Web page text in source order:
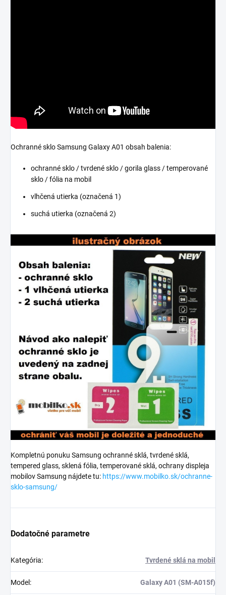
Ochranné sklo Samsung Galaxy A01 obsah balenia:
ochranné sklo / tvrdené sklo / gorila glass / temperované
sklo / fólia na mobil
vlhčená utierka (označená 1)
suchá utierka (označená 2)
Kompletnú ponuku Samsung ochranné sklá, tvrdené sklá,
tempered glass, sklená fólia, temperované sklá, ochrany displeja
mobilov Samsung nájdete tu: https://www.mobilko.sk/ochranne-
sklo-samsung/
Dodatočné parametre
Kategória: Tvrdené sklá na mobil
Model : Galaxy A01 (SM-A015f)